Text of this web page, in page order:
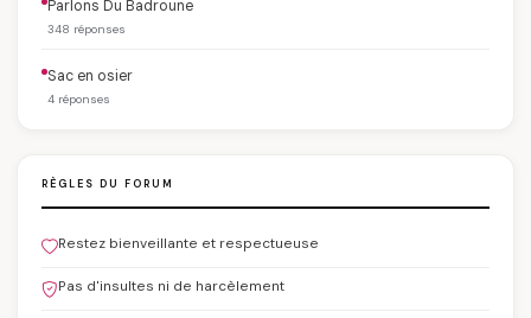
Parlons Du Badroune
348 réponses
Sac en osier
4 réponses
RÈGLES DU FORUM
Restez bienveillante et respectueuse
Pas d'insultes ni de harcèlement